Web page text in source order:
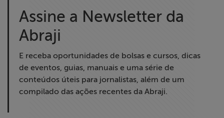
Assine a Newsletter da
Abraji
E receba oportunidades de bolsas e cursos, dicas
de eventos, guias, manuais e uma série de
conteúdos úteis para jornalistas, além de um
compilado das ações recentes da Abraji.